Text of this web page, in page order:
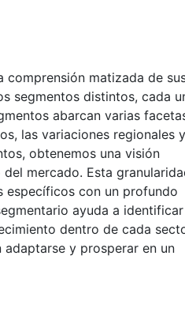
comprensión matizada de
segmentos distintos, cada
abarcan varias
las variaciones regionales y
obtenemos una visión
mercado. Esta
específicos con un profundo
ayuda a identificar
dentro de cada
y prosperar en un